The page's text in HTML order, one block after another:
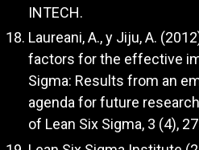
INTECH.
Laureani, A., y Jiju, A.
factors for the effective
Sigma: Results from an
agenda for future
of Lean Six Sigma, 3 (4),